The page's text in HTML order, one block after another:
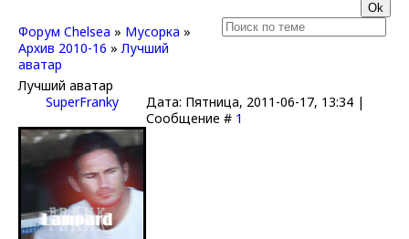
Форум Chelsea » Мусорка »
Архив 2010-16 » Лучший
аватар
Лучший аватар
SuperFranky
Дата: Пятница, 2011-06-17, 13:34 |
Сообщение # 1